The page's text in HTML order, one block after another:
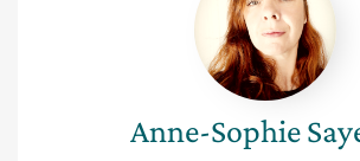
Sayeux
Anne-Sophie